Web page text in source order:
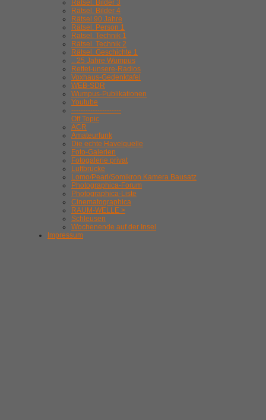
Rätsel. Bilder 3
Rätsel. Bilder 4
Rätsel 90 Jahre
Rätsel. Person 1
Rätsel. Technik 1
Rätsel. Technik 2
Rätsel. Geschichte 1
.. 25 Jahre Wumpus
Rettet-unsere-Radios
Voxhaus-Gedenktafel
WEB-SDR
Wumpus-Publikationen
Youtube
---------------------
Off Topic
ACR
Amateurfunk
Die echte Havelquelle
Foto-Galerien
Fotogalerie privat
Luftbrücke
Lomo/Pearl/Somikron Kamera Bausatz
Photographica-Forum
Photographica-Liste
Cinematographica
RAUM-WELLE >
Schleusen
Wochenende auf der Insel
Impressum